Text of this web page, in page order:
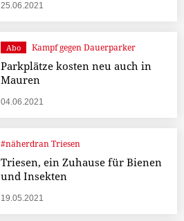
25.06.2021
Abo Kampf gegen Dauerparker
Parkplätze kosten neu auch in
Mauren
04.06.2021
#näherdran Triesen
Triesen, ein Zuhause für Bienen
und Insekten
19.05.2021